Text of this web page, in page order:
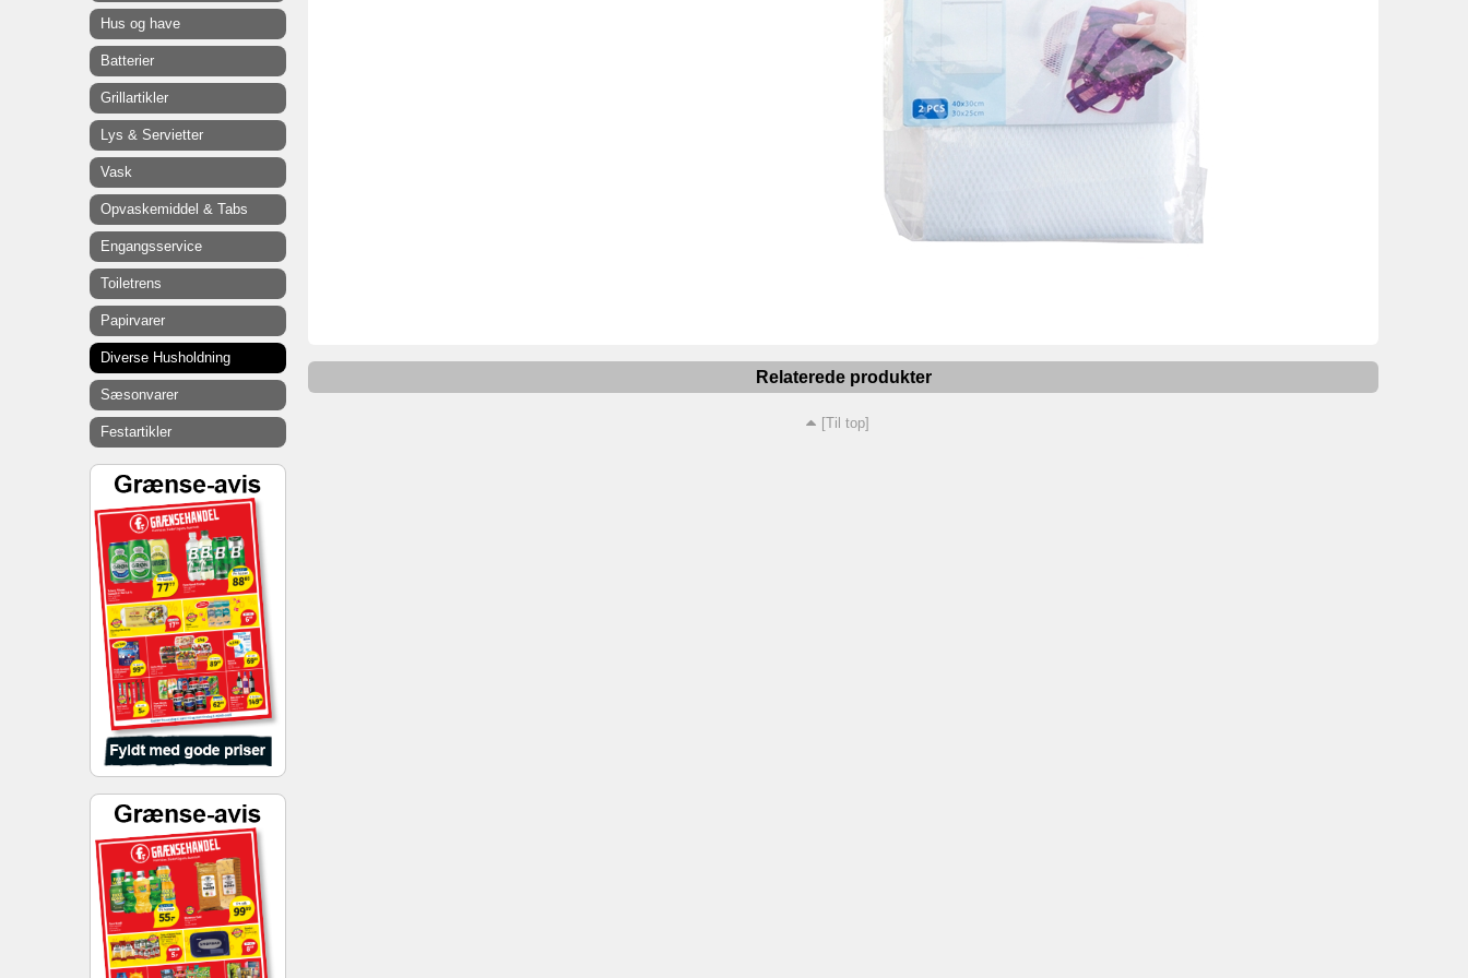
Relaterede produkter
[Til top]
Hus og have
Batterier
Grillartikler
Lys & Servietter
Vask
Opvaskemiddel & Tabs
Engangsservice
Toiletrens
Papirvarer
Diverse Husholdning
Sæsonvarer
Festartikler